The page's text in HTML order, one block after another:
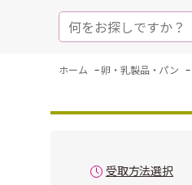
ホーム -卵・乳製品・パン -
受取方法選択